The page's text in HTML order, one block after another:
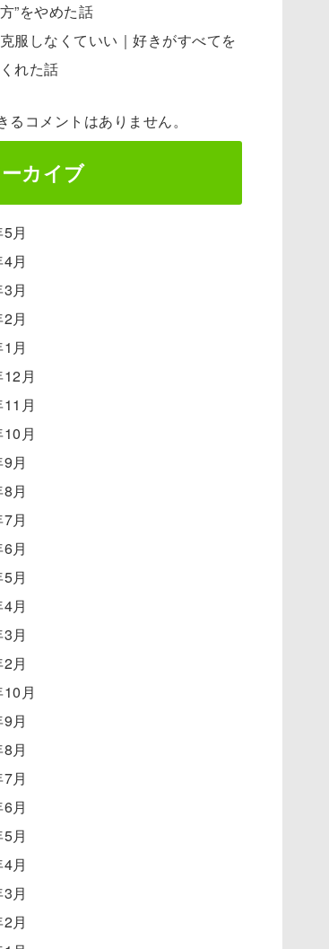
”をやめた話
服しなくていい｜好きがすべてを
れた話
るコメントはありません。
カイブ
月
月
月
月
月
月
月
月
月
月
月
月
月
月
月
月
月
月
月
月
月
月
月
月
月